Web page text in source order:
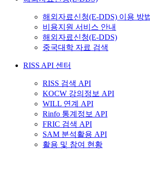
해외자료신청(E-DDS) 이용 방
비용지원 서비스 안내
해외자료신청(E-DDS)
중국대학 자료 검색
RISS API 센터
RISS 검색 API
KOCW 강의정보 API
WILL 연계 API
Rinfo 통계정보 API
FRIC 검색 API
SAM 분석활용 API
활용 및 참여 현황